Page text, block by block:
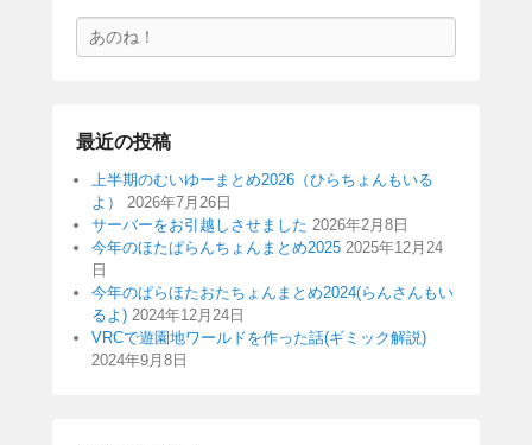
索
最近の投稿
上半期のむいゆーまとめ2026（ひらちょんもいる
よ）
2026年7月26日
サーバーをお引越しさせました 2026年2月8日
今年のほたぱらんちょんまとめ2025 2025年12月24
日
今年のぱらほたおたちょんまとめ2024(らんさんもい
るよ) 2024年12月24日
VRCで遊園地ワールドを作った話(ギミック解説)
2024年9月8日